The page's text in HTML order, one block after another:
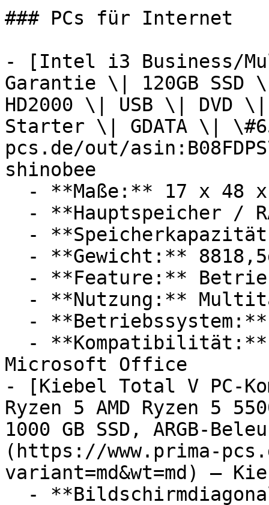
### PCs für Internet
- [Intel i3 Business/
Garantie \| 120GB
HD2000 \| USB \| DVD
Starter \| GDATA \|
pcs.de/out/
shinobee
Microsoft Office
- [Kiebel Total V PC-
Ryzen 5 AMD Ryzen 5
1000 GB SSD, ARGB-
(https://www.prima-
variant=md&wt=md) —